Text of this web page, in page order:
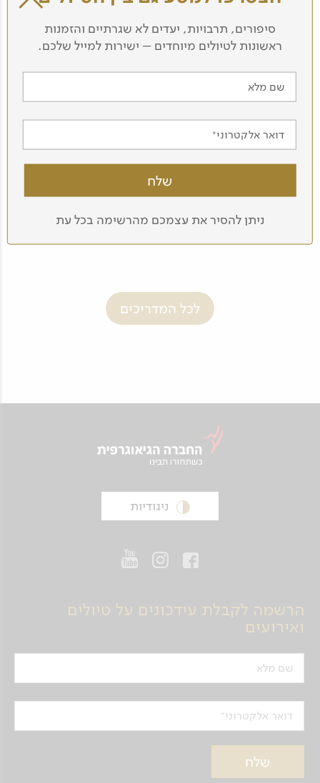
עוזי מייבום ליאון דיקמן
ארנון רומן
לכל המדריכים
ניגודיות
הרשמה לקבלת עידכונים על טיולים
ואירועים
שם מלא
דואר אלקטרוני
סיפורים, תרבויות, יעדים לא שגרתיים והזמנות
ראשונות לטיולים מיוחדים – ישירות למייל שלכם.
שם מלא
דואר אלקטרוני
ניתן להסיר את עצמכם מהרשימה בכל עת